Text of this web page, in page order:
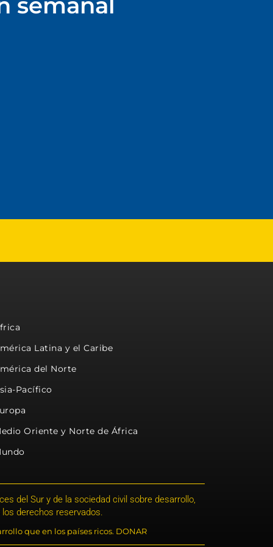
Latina y el Caribe
del Norte
Pacífico
Oriente y Norte de África
del Sur y de la sociedad civil sobre desarrollo,
derechos reservados.
que en los países ricos. DONAR